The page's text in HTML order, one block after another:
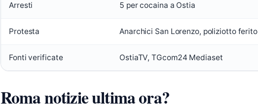
Arresti 5 per cocaina a Ostia
Protesta Anarchici San Lorenzo, poliziotto ferito
Fonti verificate OstiaTV, TGcom24 Mediaset
Roma notizie ultima ora?